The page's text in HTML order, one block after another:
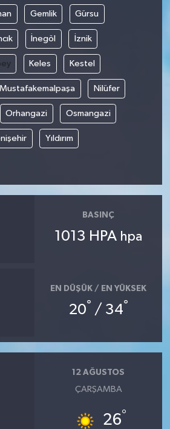
Gemlik Gürsu
İnegöl İznik
Keles Kestel
Mustafakemalpaşa Nilüfer
Orhangazi Osmangazi
Yıldırım
BASINÇ
1013 HPA hpa
EN DÜŞÜK / EN YÜKSEK
20° / 34°
12 AĞUSTOS
ÇARŞAMBA
26°